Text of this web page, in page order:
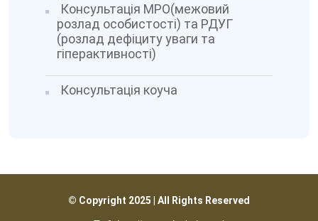
Консультація МРО(межовий
розлад особистості) та РДУГ
(розлад дефіциту уваги та
гіперактивності)
Консультація коуча
© Copyright 2025 | All Rights Reserved